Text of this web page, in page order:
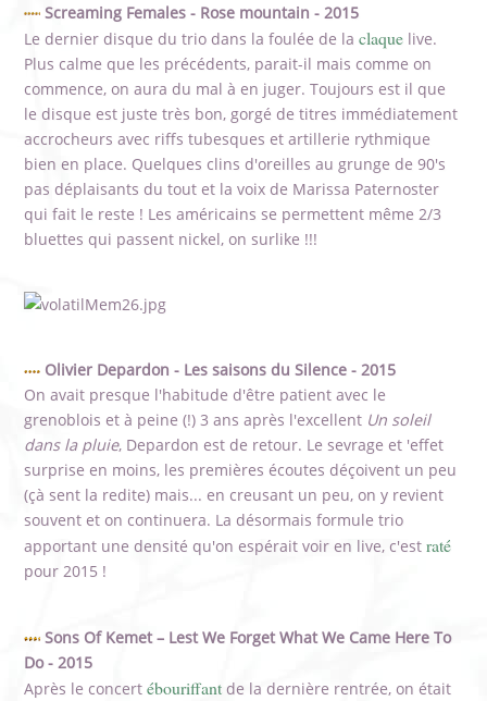
Screaming Females - Rose mountain - 2015
Le dernier disque du trio dans la foulée de laclaque live.
Plus calme que les précédents, parait-il mais comme on
commence, on aura du mal à en juger. Toujours est il que
le disque est juste très bon, gorgé de titres immédiatement
accrocheurs avec riffs tubesques et artillerie rythmique
bien en place. Quelques clins d'oreilles au grunge de 90's
pas déplaisants du tout et la voix de Marissa Paternoster
qui fait le reste ! Les américains se permettent même 2/3
bluettes qui passent nickel, on surlike !!!
Olivier Depardon - Les saisons du Silence - 2015
On avait presque l'habitude d'être patient avec le
grenoblois et à peine (!) 3 ans après l'excellent Un soleil
dans la pluie, Depardon est de retour. Le sevrage et 'effet
surprise en moins, les premières écoutes déçoivent un peu
(çà sent la redite) mais... en creusant un peu, on y revient
souvent et on continuera. La désormais formule trio
apportant une densité qu'on espérait voir en live, c'estraté
pour 2015 !
Sons Of Kemet – Lest We Forget What We Came Here To
Do - 2015
Après le concertébouriffant de la dernière rentrée, on était